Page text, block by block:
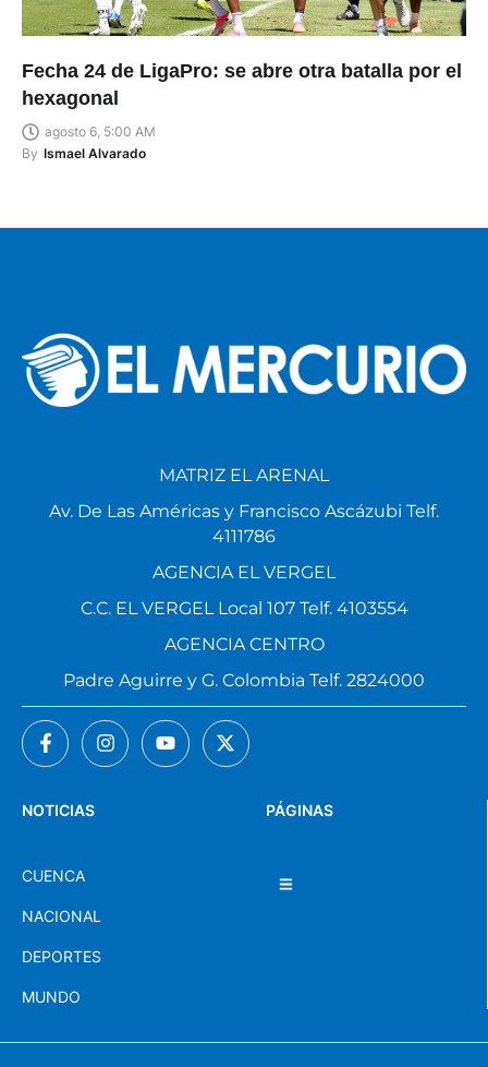
Fecha 24 de LigaPro: se abre otra batalla por el
hexagonal
agosto 6, 5:00 AM
By Ismael Alvarado
PÁGINAS
NOTICIAS
CUENCA
NACIONAL
DEPORTES
MUNDO
MATRIZ EL ARENAL
Av. De Las Américas y Francisco Ascázubi Telf.
4111786
AGENCIA EL VERGEL
C.C. EL VERGEL Local 107 Telf. 4103554
AGENCIA CENTRO
Padre Aguirre y G. Colombia Telf. 2824000